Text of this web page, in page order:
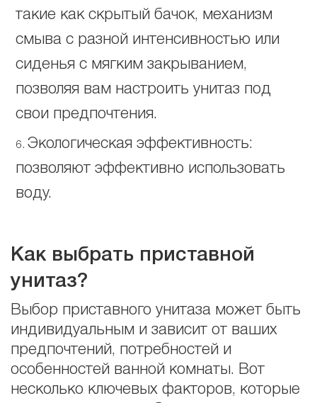
такие как скрытый бачок, механизм
смыва с разной интенсивностью или
сиденья с мягким закрыванием,
позволяя вам настроить унитаз под
свои предпочтения.
Экологическая эффективность:
позволяют эффективно использовать
воду.
Как выбрать приставной
унитаз?
Выбор приставного унитаза может быть
индивидуальным и зависит от ваших
предпочтений, потребностей и
особенностей ванной комнаты. Вот
несколько ключевых факторов, которые